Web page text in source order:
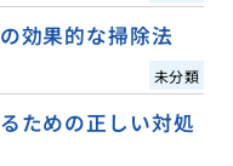
効果的な掃除法
未分類
ための正しい対処